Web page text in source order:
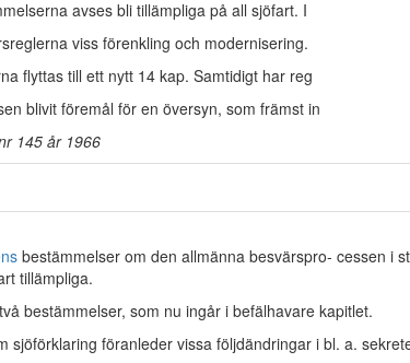
avses bli tillämpliga på all sjöfart. I
viss förenkling och modernisering.
flyttas till ett nytt 14 kap. Samtidigt har reg­
blivit föremål för en översyn, som främst in­
145 år 1966
bestämmelser om den allmänna besvärspro- cessen i
tillämpliga.
bestämmelser, som nu ingår i befälhavare­ kapitlet.
sjöförklaring föranleder vissa följdändringar i bl. a.